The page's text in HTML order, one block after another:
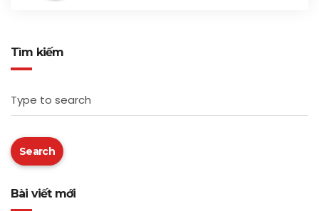
Tìm kiếm
Type to search
Search
Bài viết mới